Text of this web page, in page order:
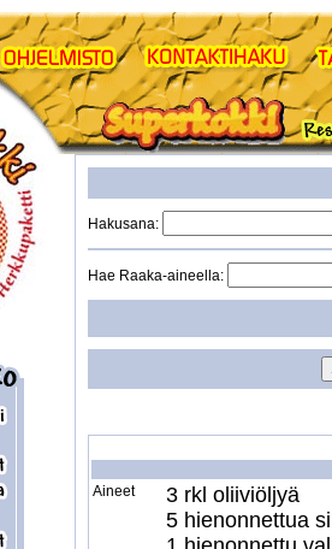
Hakusana:
Hae Raaka-aineella:
Aineet
3 rkl oliiviöljyä
5 hienonnettua